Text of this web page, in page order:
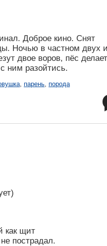
Доброе кино. Снят
Ночью в частном двух
двое воров, пёс делает
ним разойтись.
, парень, порода
как щит
пострадал.